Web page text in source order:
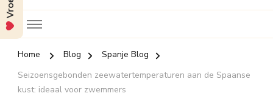
Home Blog
Spanje Blog
Seizoensgebonden zeewatertemperaturen aan de Spaanse
kust: ideaal voor zwemmers